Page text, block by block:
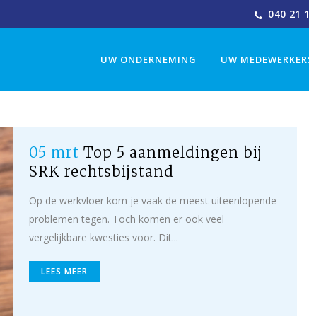
040 21
UW ONDERNEMING UW
05 mrt Top 5 aanmeldingen bij
SRK rechtsbijstand
Op de werkvloer kom je vaak de meest uiteenlopende
problemen tegen. Toch komen er ook veel
vergelijkbare kwesties voor. Dit...
LEES MEER